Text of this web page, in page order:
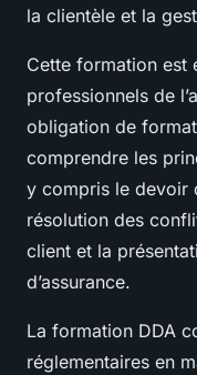
la clientèle et la
Cette formation est
professionnels de
obligation de
comprendre les
y compris le devoir
résolution des
client et la
d’assurance.
La formation DDA
réglementaires en